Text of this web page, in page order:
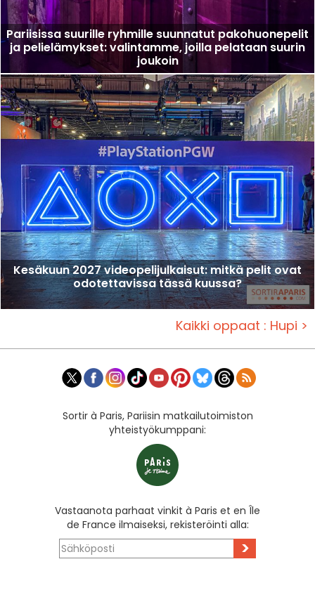
Pariisissa suurille ryhmille suunnatut pakohuonepelit
ja pelielämykset: valintamme, joilla pelataan suurin
joukoin
Kesäkuun 2027 videopelijulkaisut: mitkä pelit ovat
odotettavissa tässä kuussa?
Kaikki oppaat : Hupi >
Sortir à Paris, Pariisin matkailutoimiston
yhteistyökumppani:
Vastaanota parhaat vinkit à Paris et en Île
de France ilmaiseksi, rekisteröinti alla:
>